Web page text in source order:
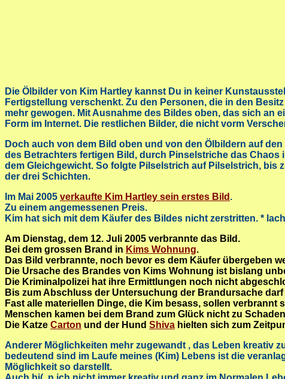
Die Ölbilder von Kim Hartley kannst Du in keiner
Fertigstellung verschenkt. Zu den Personen, die in den
mehr gewogen. Mit Ausnahme des Bildes oben, das sich an
Form im Internet. Die restlichen Bilder, die nicht vorm
Doch auch von dem Bild oben und von den Ölbildern auf
des Betrachters fertigen Bild, durch Pinselstriche das
dem Gleichgewicht. So folgte Pilselstrich auf Pilselstrich,
der drei Schichten.
Im Mai 2005 verkaufte Kim Hartley sein erstes Bild .
Zu einem angemessenen Preis.
Kim hat sich mit dem Käufer des Bildes nicht zerstritten. * lach
Am Dienstag, dem 12. Juli 2005 verbrannte das Bild.
Bei dem grossen Brand in Kims Wohnung.
Das Bild verbrannte, noch bevor es dem Käufer übergeben
Die Ursache des Brandes von Kims Wohnung ist bislang
Die Kriminalpolizei hat ihre Ermittlungen noch nicht
Bis zum Abschluss der Untersuchung der Brandursache
Fast alle materiellen Dinge, die Kim besass, sollen verbrannt
Menschen kamen bei dem Brand zum Glück nicht zu
Die Katze Carton und der Hund Shiva hielten sich zum
Anderer Möglichkeiten mehr zugewandt , das Leben kreativ
bedeutend sind im Laufe meines (Kim) Lebens ist die
Möglichkeit so darstellt.